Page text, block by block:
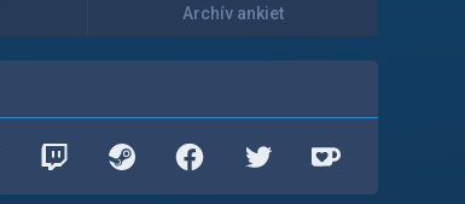
Archív ankiet